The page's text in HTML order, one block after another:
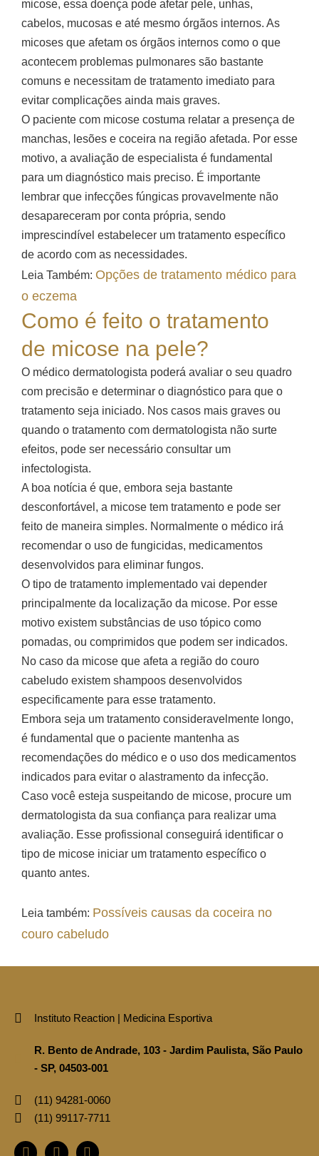
micose, essa doença pode afetar pele, unhas,
cabelos, mucosas e até mesmo órgãos internos. As
micoses que afetam os órgãos internos como o que
acontecem problemas pulmonares são bastante
comuns e necessitam de tratamento imediato para
evitar complicações ainda mais graves.
O paciente com micose costuma relatar a presença de
manchas, lesões e coceira na região afetada. Por esse
motivo, a avaliação de especialista é fundamental
para um diagnóstico mais preciso. É importante
lembrar que infecções fúngicas provavelmente não
desapareceram por conta própria, sendo
imprescindível estabelecer um tratamento específico
de acordo com as necessidades.
Leia Também: Opções de tratamento médico para
o eczema
Como é feito o tratamento
de micose na pele?
O médico dermatologista poderá avaliar o seu quadro
com precisão e determinar o diagnóstico para que o
tratamento seja iniciado. Nos casos mais graves ou
quando o tratamento com dermatologista não surte
efeitos, pode ser necessário consultar um
infectologista.
A boa notícia é que, embora seja bastante
desconfortável, a micose tem tratamento e pode ser
feito de maneira simples. Normalmente o médico irá
recomendar o uso de fungicidas, medicamentos
desenvolvidos para eliminar fungos.
O tipo de tratamento implementado vai depender
principalmente da localização da micose. Por esse
motivo existem substâncias de uso tópico como
pomadas, ou comprimidos que podem ser indicados.
No caso da micose que afeta a região do couro
cabeludo existem shampoos desenvolvidos
especificamente para esse tratamento.
Embora seja um tratamento consideravelmente longo,
é fundamental que o paciente mantenha as
recomendações do médico e o uso dos medicamentos
indicados para evitar o alastramento da infecção.
Caso você esteja suspeitando de micose, procure um
dermatologista da sua confiança para realizar uma
avaliação. Esse profissional conseguirá identificar o
tipo de micose iniciar um tratamento específico o
quanto antes.
Leia também: Possíveis causas da coceira no
couro cabeludo
Instituto Reaction | Medicina Esportiva
R. Bento de Andrade, 103 - Jardim Paulista, São Paulo
- SP, 04503-001
(11)‪ 94281‑0060‬
(11) ‪99117‑7711‬